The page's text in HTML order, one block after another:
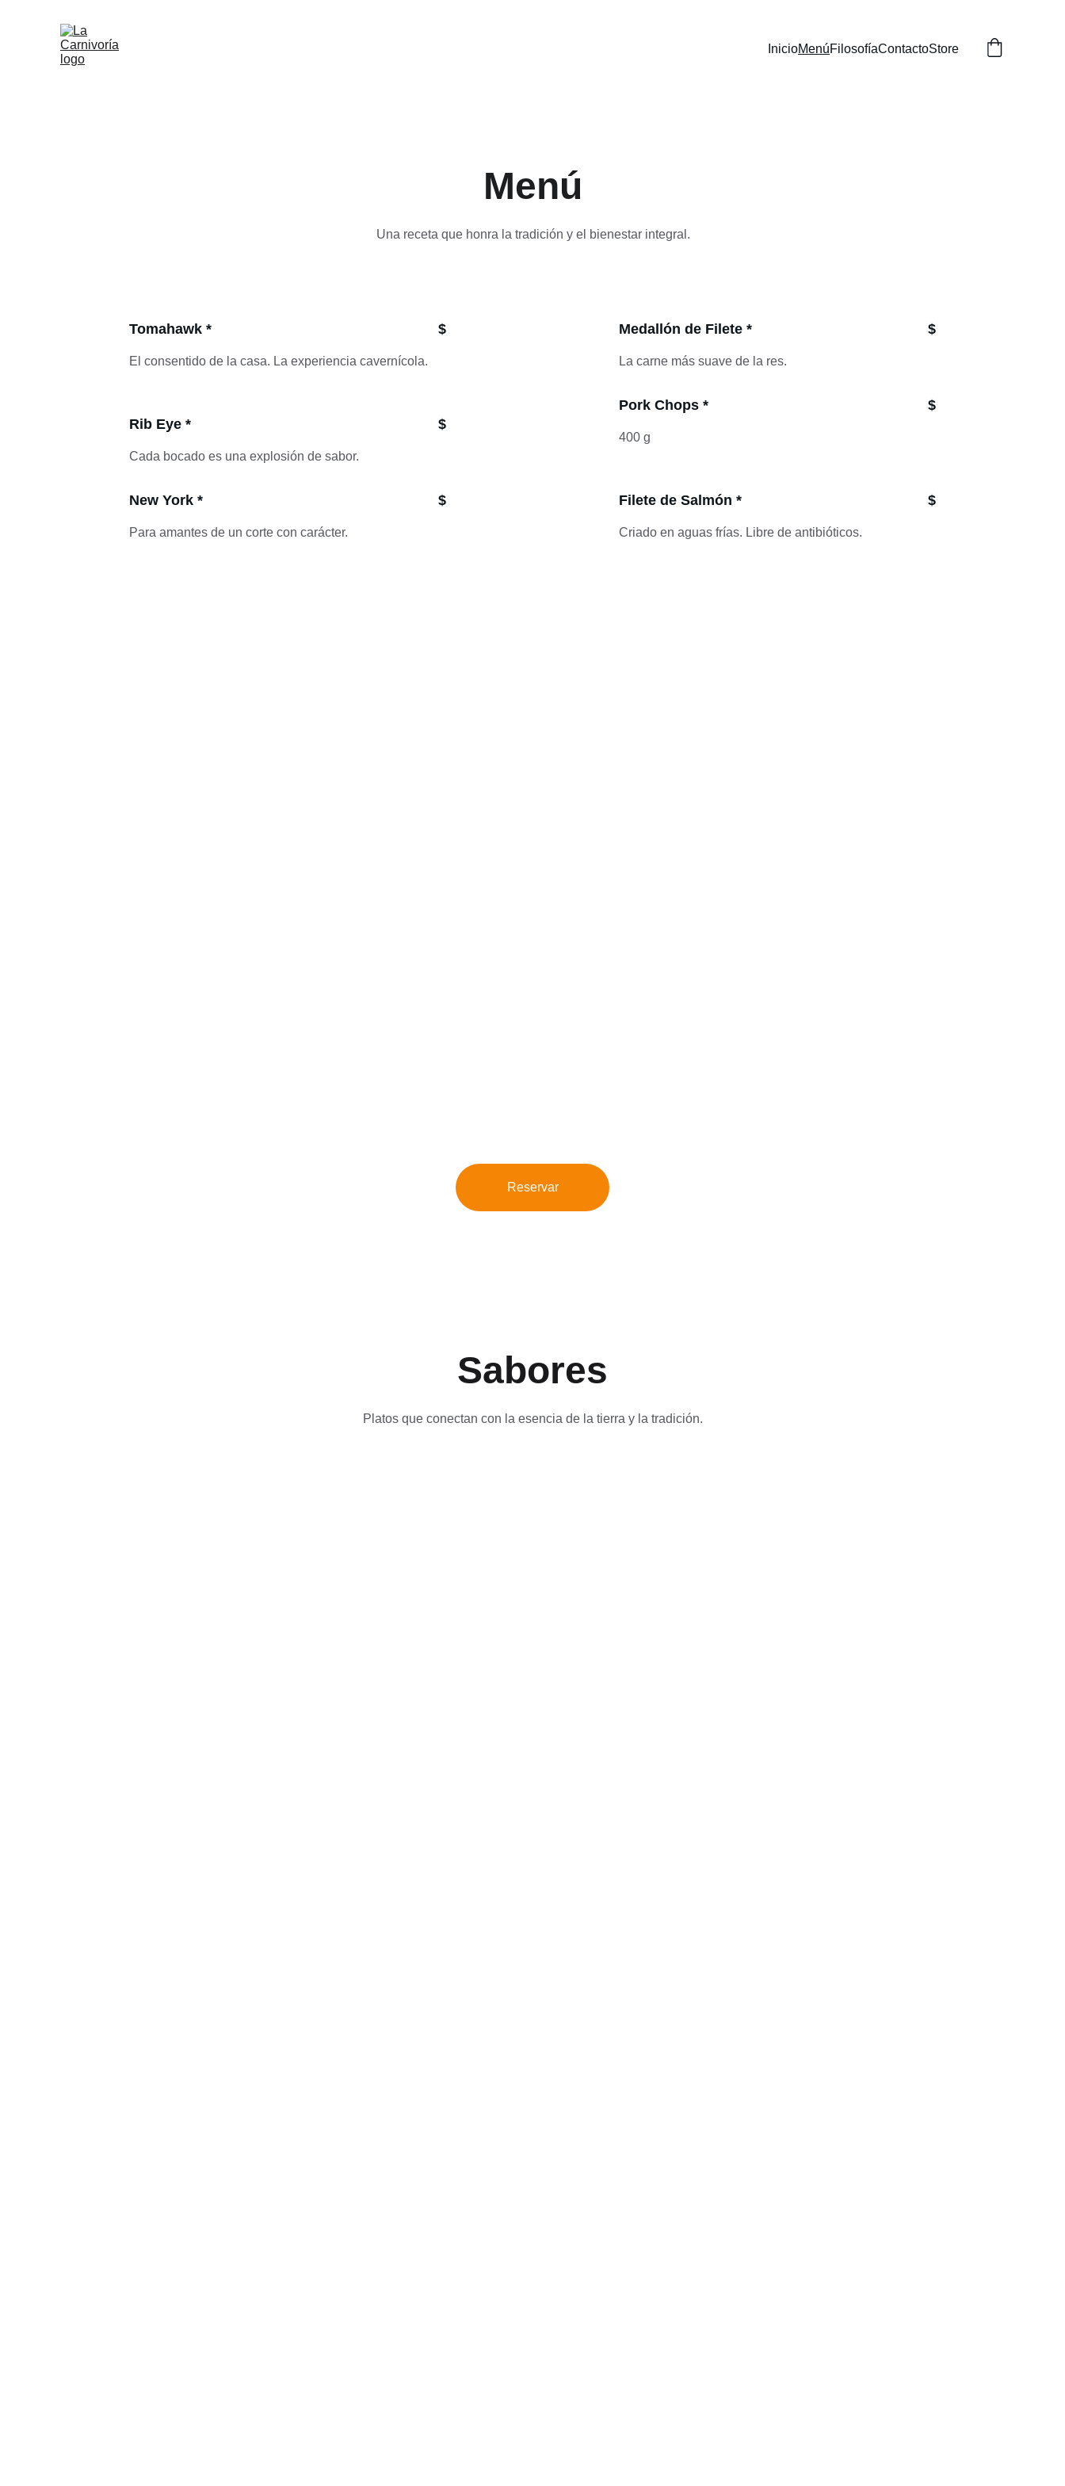
InicioMenúFilosofíaContactoStore
Menú
Tomahawk *
El consentido de la casa. La experiencia cavernícola.
$
Una receta que honra la tradición y el bienestar integral.
Rib Eye *
Cada bocado es una explosión de sabor.
$
New York *
Para amantes de un corte con carácter.
$
Medallón de Filete * $
La carne más suave de la res.
Pork Chops *
400 g
$
$
Filete de Salmón *
Criado en aguas frías. Libre de antibióticos.
Reservar
Sabores
Platos que conectan con la esencia de la tierra y la tradición.